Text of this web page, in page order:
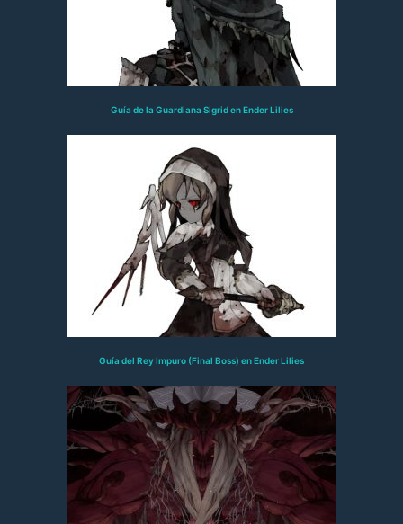
Guía de la Guardiana Sigrid en Ender Lilies
Guía del Rey Impuro (Final Boss) en Ender Lilies